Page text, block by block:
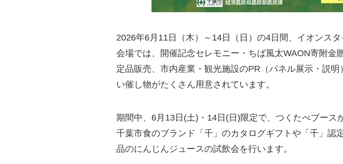
2026年6月11日（木）～14日（日）の4日間、イオンス
会場では、開催記念セレモニー・ちば風太WAON寄附
定品販売、市内産業・観光施設のPR（パネル展示・説
い催し物がたくさん用意されています。
期間中、6月13日(土)・14日(日)限定で、つくたべブース
千葉市食のブランド「千」のカタログギフトや「千」認
品のにんじんジュースの試飲会を行います。